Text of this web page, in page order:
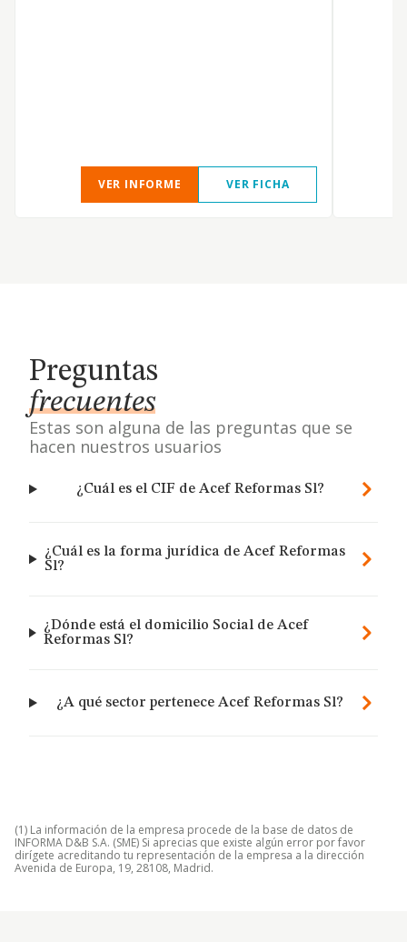
VER INFORME VER FICHA
Preguntas
frecuentes
Estas son alguna de las preguntas que se
hacen nuestros usuarios
¿Cuál es el CIF de Acef Reformas Sl?
¿Cuál es la forma jurídica de Acef Reformas
Sl?
¿Dónde está el domicilio Social de Acef
Reformas Sl?
¿A qué sector pertenece Acef Reformas Sl?
(1) La información de la empresa procede de la base de datos de
INFORMA D&B S.A. (SME) Si aprecias que existe algún error por favor
dirígete acreditando tu representación de la empresa a la dirección
Avenida de Europa, 19, 28108, Madrid.